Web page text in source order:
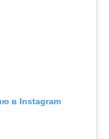
в Instagram